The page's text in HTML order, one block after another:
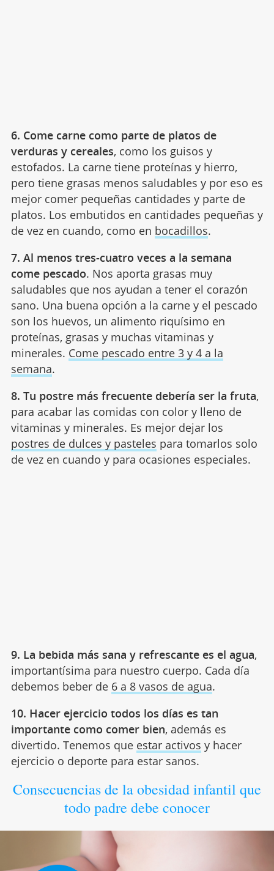
6. Come carne como parte de platos de
verduras y cereales, como los guisos y
estofados. La carne tiene proteínas y hierro,
pero tiene grasas menos saludables y por eso es
mejor comer pequeñas cantidades y parte de
platos. Los embutidos en cantidades pequeñas y
de vez en cuando, como en bocadillos.
7. Al menos tres-cuatro veces a la semana
come pescado. Nos aporta grasas muy
saludables que nos ayudan a tener el corazón
sano. Una buena opción a la carne y el pescado
son los huevos, un alimento riquísimo en
proteínas, grasas y muchas vitaminas y
minerales. Come pescado entre 3 y 4 a la
semana.
8. Tu postre más frecuente debería ser la fruta,
para acabar las comidas con color y lleno de
vitaminas y minerales. Es mejor dejar los
postres de dulces y pasteles para tomarlos solo
de vez en cuando y para ocasiones especiales.
9. La bebida más sana y refrescante es el agua,
importantísima para nuestro cuerpo. Cada día
debemos beber de 6 a 8 vasos de agua.
10. Hacer ejercicio todos los días es tan
importante como comer bien, además es
divertido. Tenemos que estar activos y hacer
ejercicio o deporte para estar sanos.
Consecuencias de la obesidad infantil que
todo padre debe conocer